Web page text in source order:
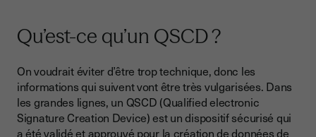
Qu’est-ce qu’un QSCD ?
On voudrait éviter d’être trop technique, donc les
informations qui suivent vont être très vulgarisées. Dans
les grandes lignes, un QSCD (Qualified electronic
Signature Creation Device) est un dispositif sécurisé qui
a été validé et approuvé pour la création de données de